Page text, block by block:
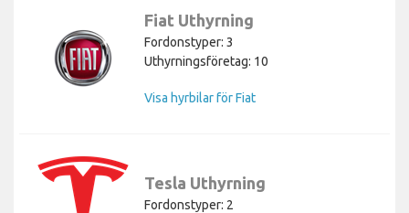
Fiat Uthyrning
Fordonstyper: 3
Uthyrningsföretag: 10
Visa hyrbilar för Fiat
Tesla Uthyrning
Fordonstyper: 2